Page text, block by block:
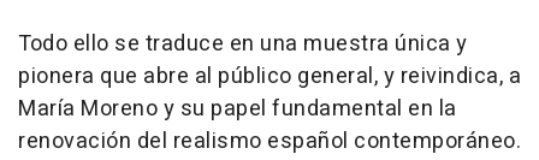
Todo ello se traduce en una muestra única y
pionera que abre al público general, y reivindica, a
María Moreno y su papel fundamental en la
renovación del realismo español contemporáneo.